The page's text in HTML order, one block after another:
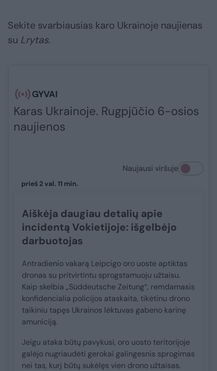
Sekite svarbiausias karo Ukrainoje naujienas
su Lrytas.​​​
GYVAI
Karas Ukrainoje. Rugpjūčio 6-osios
naujienos
Naujausi viršuje
prieš 2 val. 11 min.
Aiškėja daugiau detalių apie
incidentą Vokietijoje: išgelbėjo
darbuotojas
Antradienio vakarą Leipcigo oro uoste aptiktas
dronas su pritvirtintu sprogstamuoju užtaisu.
Kaip skelbia „Süddeutsche Zeitung“, remdamasis
konfidencialia policijos ataskaita, tikėtinu drono
taikiniu tapęs Ukrainos lėktuvas gabeno karinę
amuniciją.
Jeigu ataka būtų pavykusi, oro uosto teritorijoje
galėjo nugriaudėti gerokai galingesnis sprogimas
nei tas, kurį būtų sukėlęs vien drono užtaisas.